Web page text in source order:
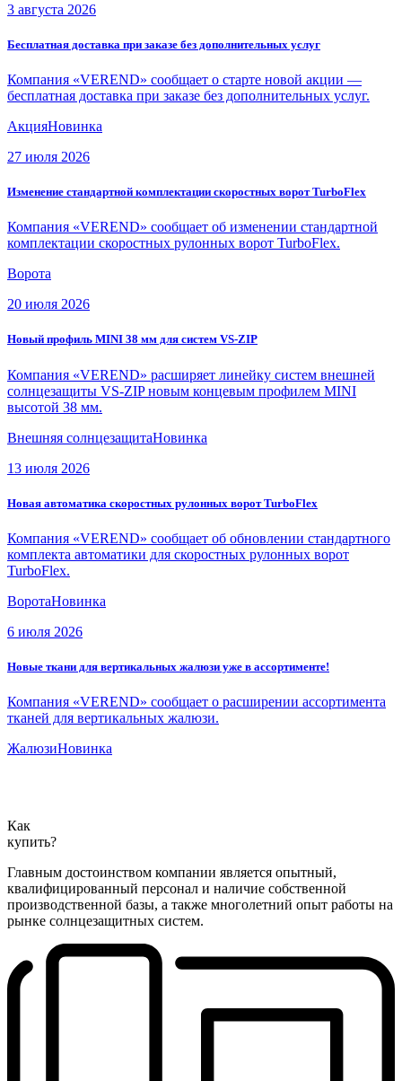
3 августа 2026
Бесплатная доставка при заказе без дополнительных услуг
Компания «VEREND» сообщает о старте новой акции —
бесплатная доставка при заказе без дополнительных услуг.
АкцияНовинка
27 июля 2026
Изменение стандартной комплектации скоростных ворот TurboFlex
Компания «VEREND» сообщает об изменении стандартной
комплектации скоростных рулонных ворот TurboFlex.
Ворота
20 июля 2026
Новый профиль MINI 38 мм для систем VS-ZIP
Компания «VEREND» расширяет линейку систем внешней
солнцезащиты VS-ZIP новым концевым профилем MINI
высотой 38 мм.
Внешняя солнцезащитаНовинка
13 июля 2026
Новая автоматика скоростных рулонных ворот TurboFlex
Компания «VEREND» сообщает об обновлении стандартного
комплекта автоматики для скоростных рулонных ворот
TurboFlex.
ВоротаНовинка
6 июля 2026
Новые ткани для вертикальных жалюзи уже в ассортименте!
Компания «VEREND» сообщает о расширении ассортимента
тканей для вертикальных жалюзи.
ЖалюзиНовинка
Как
купить?
Главным достоинством компании является опытный,
квалифицированный персонал и наличие собственной
производственной базы, а также многолетний опыт работы на
рынке солнцезащитных систем.